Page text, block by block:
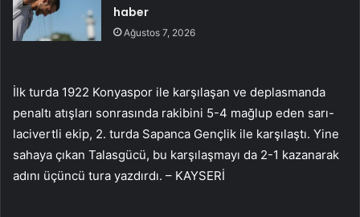
haber
Ağustos 7, 2026
İlk turda 1922 Konyaspor ile karşılaşan ve deplasmanda
penaltı atışları sonrasında rakibini 5-4 mağlup eden sarı-
lacivertli ekip, 2. turda Sapanca Gençlik ile karşılaştı. Yine
sahaya çıkan Talasgücü, bu karşılaşmayı da 2-1 kazanarak
adını üçüncü tura yazdırdı. – KAYSERİ